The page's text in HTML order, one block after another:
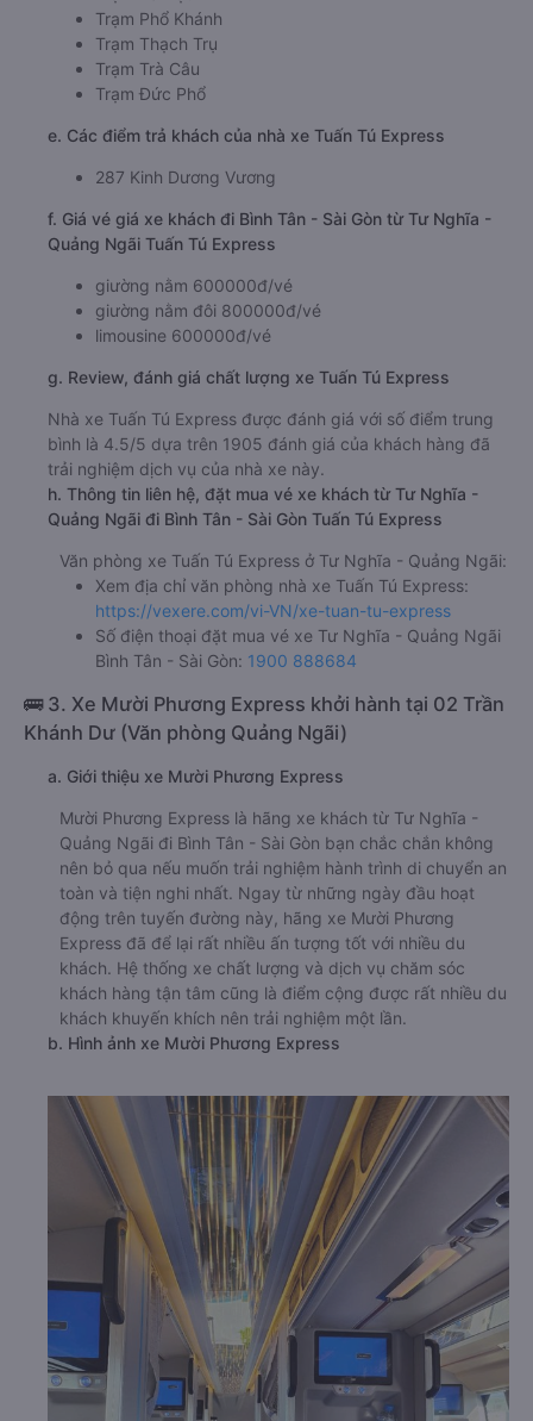
Trạm Phổ Khánh
Trạm Thạch Trụ
Trạm Trà Câu
Trạm Đức Phổ
e. Các điểm trả khách của nhà xe Tuấn Tú Express
287 Kinh Dương Vương
f. Giá vé giá xe khách đi Bình Tân - Sài Gòn từ Tư Nghĩa -
Quảng Ngãi Tuấn Tú Express
giường nằm 600000đ/vé
giường nằm đôi 800000đ/vé
limousine 600000đ/vé
g. Review, đánh giá chất lượng xe Tuấn Tú Express
Nhà xe Tuấn Tú Express được đánh giá với số điểm trung
bình là 4.5/5 dựa trên 1905 đánh giá của khách hàng đã
trải nghiệm dịch vụ của nhà xe này.
h. Thông tin liên hệ, đặt mua vé xe khách từ Tư Nghĩa -
Quảng Ngãi đi Bình Tân - Sài Gòn Tuấn Tú Express
Văn phòng xe Tuấn Tú Express ở Tư Nghĩa - Quảng Ngãi:
Xem địa chỉ văn phòng nhà xe Tuấn Tú Express:
https://vexere.com/vi-VN/xe-tuan-tu-express
Số điện thoại đặt mua vé xe Tư Nghĩa - Quảng Ngãi
Bình Tân - Sài Gòn: 1900 888684
🚌 3. Xe Mười Phương Express khởi hành tại 02 Trần
Khánh Dư (Văn phòng Quảng Ngãi)
a. Giới thiệu xe Mười Phương Express
Mười Phương Express là hãng xe khách từ Tư Nghĩa -
Quảng Ngãi đi Bình Tân - Sài Gòn bạn chắc chắn không
nên bỏ qua nếu muốn trải nghiệm hành trình di chuyển an
toàn và tiện nghi nhất. Ngay từ những ngày đầu hoạt
động trên tuyến đường này, hãng xe Mười Phương
Express đã để lại rất nhiều ấn tượng tốt với nhiều du
khách. Hệ thống xe chất lượng và dịch vụ chăm sóc
khách hàng tận tâm cũng là điểm cộng được rất nhiều du
khách khuyến khích nên trải nghiệm một lần.
b. Hình ảnh xe Mười Phương Express